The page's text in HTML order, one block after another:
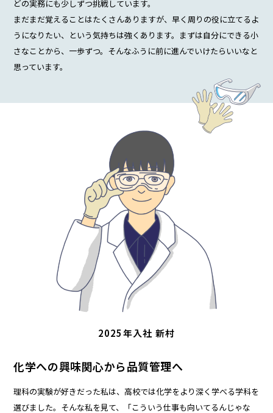
どの実務にも少しずつ挑戦しています。
まだまだ覚えることはたくさんありますが、早く周りの役に立てるよ
うになりたい、という気持ちは強くあります。まずは自分にできる小
さなことから、一歩ずつ。そんなふうに前に進んでいけたらいいなと
思っています。
2025年入社 新村
化学への興味関心から品質管理へ
理科の実験が好きだった私は、高校では化学をより深く学べる学科を
選びました。そんな私を見て、「こういう仕事も向いてるんじゃな